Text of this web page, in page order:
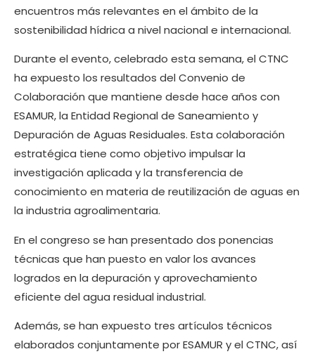
encuentros más relevantes en el ámbito de la
sostenibilidad hídrica a nivel nacional e internacional.
Durante el evento, celebrado esta semana, el CTNC
ha expuesto los resultados del Convenio de
Colaboración que mantiene desde hace años con
ESAMUR, la Entidad Regional de Saneamiento y
Depuración de Aguas Residuales. Esta colaboración
estratégica tiene como objetivo impulsar la
investigación aplicada y la transferencia de
conocimiento en materia de reutilización de aguas en
la industria agroalimentaria.
En el congreso se han presentado dos ponencias
técnicas que han puesto en valor los avances
logrados en la depuración y aprovechamiento
eficiente del agua residual industrial.
Además, se han expuesto tres artículos técnicos
elaborados conjuntamente por ESAMUR y el CTNC, así